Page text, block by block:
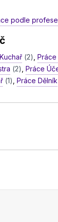
podle
(2)
(2) ,Práce
(1) ,Práce Dělník